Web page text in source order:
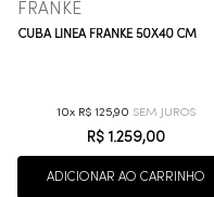
FRANKE
CUBA LÍNEA FRANKE 50X40 CM
10 R$ 125,90
R$ 1 .259,00
ADICIONAR AO CARRINHO